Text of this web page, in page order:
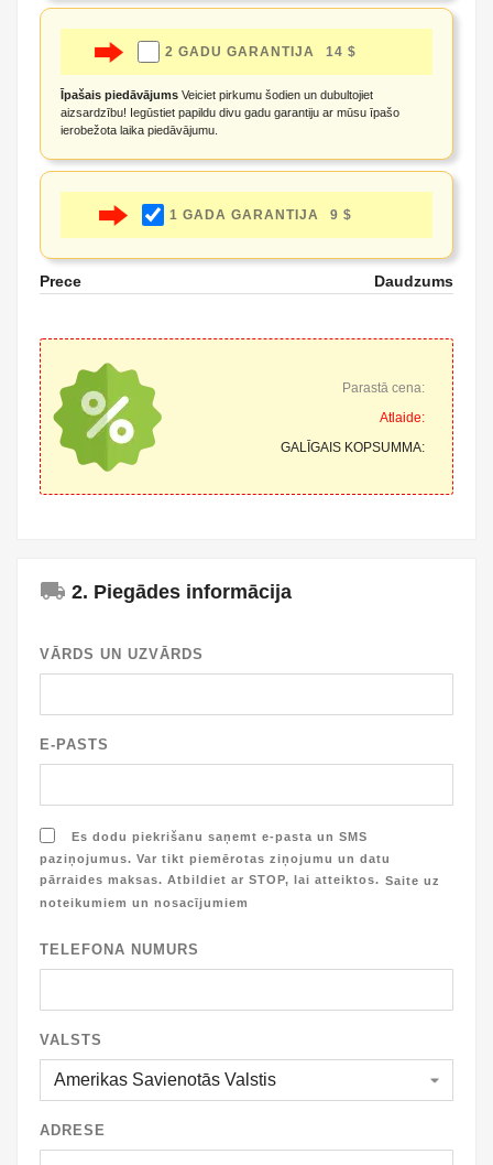
2 GADU GARANTIJA 14 $
Īpašais piedāvājums Veiciet pirkumu šodien un dubultojiet
aizsardzību! Iegūstiet papildu divu gadu garantiju ar mūsu īpašo
ierobežota laika piedāvājumu.
1 GADA GARANTIJA 9 $
Prece Daudzums
Parastā cena:
Atlaide:
GALĪGAIS KOPSUMMA:
local_shipping 2. Piegādes informācija
VĀRDS UN UZVĀRDS
E-PASTS
Es dodu piekrišanu saņemt e-pasta un SMS
paziņojumus. Var tikt piemērotas ziņojumu un datu
pārraides maksas. Atbildiet ar STOP, lai atteiktos. Saite uz
noteikumiem un nosacījumiem
TELEFONA NUMURS
VALSTS
ADRESE